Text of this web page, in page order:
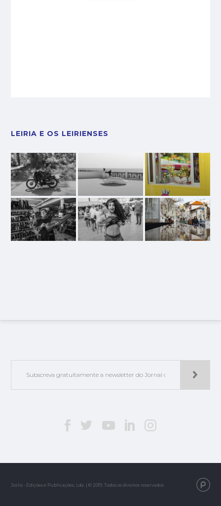
LEIRIA E OS LEIRIENSES
Jorlis - Edições e Publicações, Lda. | © 2019. Todos os direitos reservados